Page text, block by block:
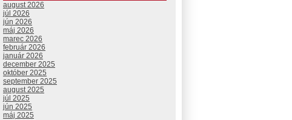
august 2026
júl 2026
jún 2026
máj 2026
marec 2026
február 2026
január 2026
december 2025
október 2025
september 2025
august 2025
júl 2025
jún 2025
máj 2025